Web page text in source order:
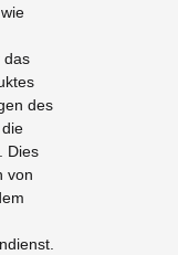
das
des
Dies
von